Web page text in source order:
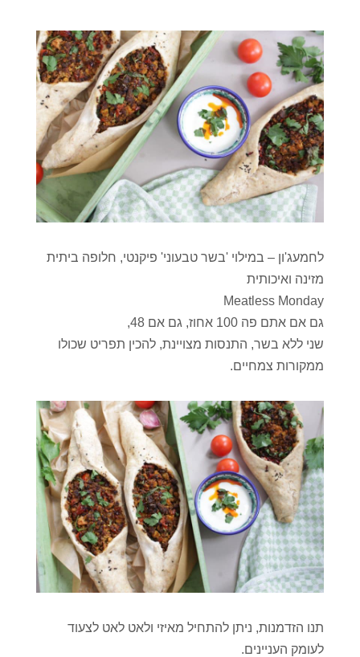
לחמעג'ון – במילוי 'בשר טבעוני' פיקנטי, חלופה ביתית
מזינה ואיכותית
Meatless Monday
גם אם אתם פה 100 אחוז, גם אם 48,
שני ללא בשר, התנסות מצויינת, להכין תפריט שכולו
ממקורות צמחיים.
תנו הזדמנות, ניתן להתחיל מאיזי ולאט לאט לצעוד
לעומק העניינים.